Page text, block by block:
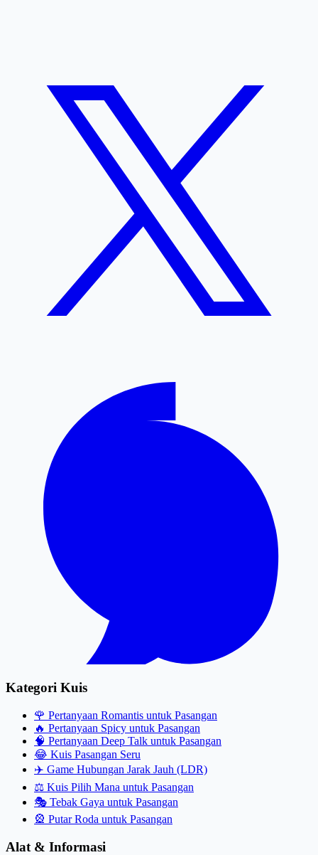
Kategori Kuis
🌹 Pertanyaan Romantis untuk Pasangan
🔥 Pertanyaan Spicy untuk Pasangan
🧠 Pertanyaan Deep Talk untuk Pasangan
😂 Kuis Pasangan Seru
✈️ Game Hubungan Jarak Jauh (LDR)
⚖️ Kuis Pilih Mana untuk Pasangan
🎭 Tebak Gaya untuk Pasangan
🎡 Putar Roda untuk Pasangan
Alat & Informasi